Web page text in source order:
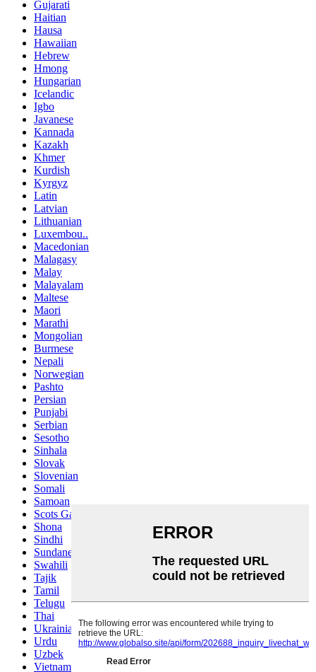
Gujarati
Haitian
Hausa
Hawaiian
Hebrew
Hmong
Hungarian
Icelandic
Igbo
Javanese
Kannada
Kazakh
Khmer
Kurdish
Kyrgyz
Latin
Latvian
Lithuanian
Luxembou..
Macedonian
Malagasy
Malay
Malayalam
Maltese
Maori
Marathi
Mongolian
Burmese
Nepali
Norwegian
Pashto
Persian
Punjabi
Serbian
Sesotho
Sinhala
Slovak
Slovenian
Somali
Samoan
Scots Gaelic
Shona
Sindhi
Sundanese
Swahili
Tajik
Tamil
Telugu
Thai
Ukrainian
Urdu
Uzbek
Vietnamese